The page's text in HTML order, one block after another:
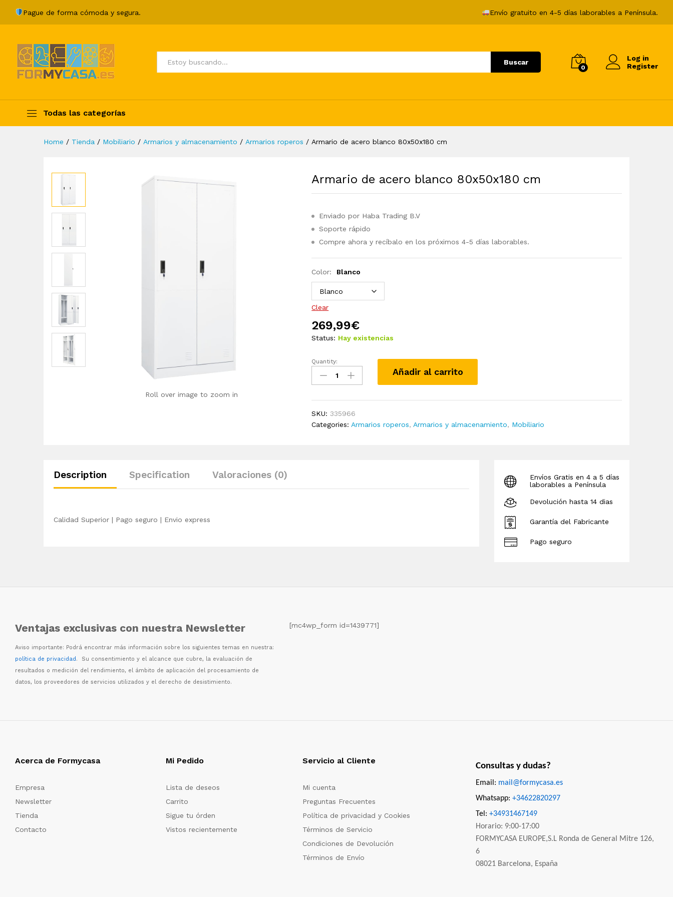
Pague de forma cómoda y segura. Envío gratuito en 4-5 días laborables a Península.
Todos Buscar
0
Log in
Register
Todas las categorías
Home / Tienda / Mobiliario / Armarios y almacenamiento / Armarios roperos / Armario de acero blanco 80x50x180 cm
Roll over image to zoom in
Armario de acero blanco 80x50x180 cm
Enviado por Haba Trading B.V
Soporte rápido
Compre ahora y recíbalo en los próximos 4-5 días laborables.
Color: Blanco
Clear
269,99€
Status: Hay existencias
Armario
acero
cm
quantity
Quantity:
Añadir al carrito
SKU:335966
Categories: Armarios roperos, Armarios y almacenamiento, Mobiliario
Description Specification Valoraciones (0)
Calidad Superior | Pago seguro | Envio express
Envíos Gratis en 4 a 5 días
laborables a Península
Devolución hasta 14 dias
Garantía del Fabricante
Pago seguro
Ventajas exclusivas con nuestra Newsletter
Aviso importante: Podrá encontrar más información sobre los siguientes temas en nuestra:
política de privacidad. Su consentimiento y el alcance que cubre, la evaluación de
resultados o medición del rendimiento, el ámbito de aplicación del procesamiento de
datos, los proveedores de servicios utilizados y el derecho de desistimiento.
[mc4wp_form id=1439771]
Acerca de Formycasa
Empresa
Newsletter
Tienda
Contacto
Mi Pedido
Lista de deseos
Carrito
Sigue tu órden
Vistos recientemente
Servicio al Cliente
Mi cuenta
Preguntas Frecuentes
Política de privacidad y Cookies
Términos de Servicio
Condiciones de Devolución
Términos de Envío
Consultas y dudas?
Email: mail@formycasa.es
Whatsapp: +34622820297
Tel: +34931467149
Horario: 9:00-17:00
FORMYCASA EUROPE,S.L Ronda de General Mitre 126,
6
08021 Barcelona, España
Description Specification
261,99€ Añadir al carrito